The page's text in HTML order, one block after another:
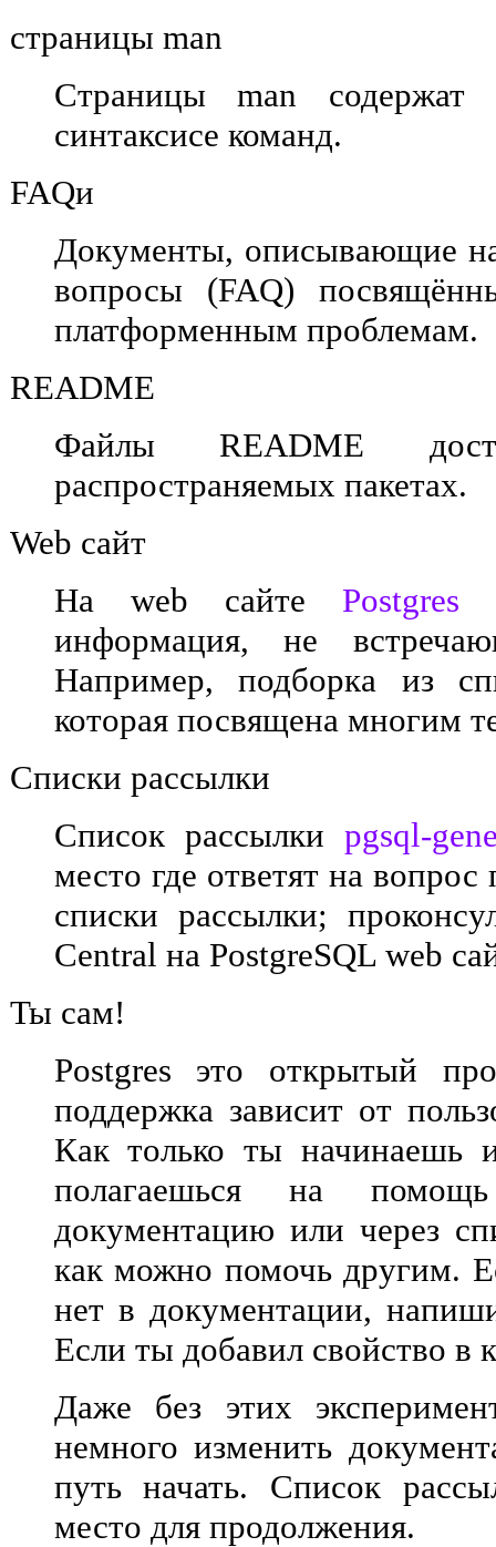
страницы man
Страницы man
синтаксисе команд.
FAQи
Документы, описывающие
вопросы (FAQ)
платформенным проблемам.
README
Файлы README
распространяемых пакетах.
Web сайт
На web сайте Postgres
информация, не
Например, подборка из
которая посвящена многим
Списки рассылки
Список рассылкиpgsql-
место где ответят на вопрос
списки рассылки;
Central на PostgreSQL web
Ты сам!
Postgres это открытый
поддержка зависит от
Как только ты начинаешь
полагаешься на
документацию или через
как можно помочь другим.
нет в документации,
Если ты добавил свойство в
Даже без этих
немного изменить
путь начать. Список
место для продолжения.